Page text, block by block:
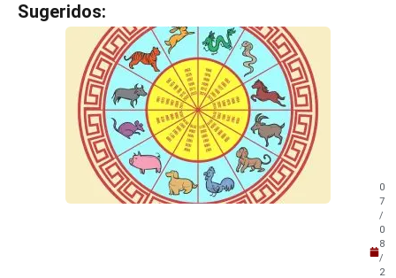
Sugeridos:
0
7
/
0
8
/
2